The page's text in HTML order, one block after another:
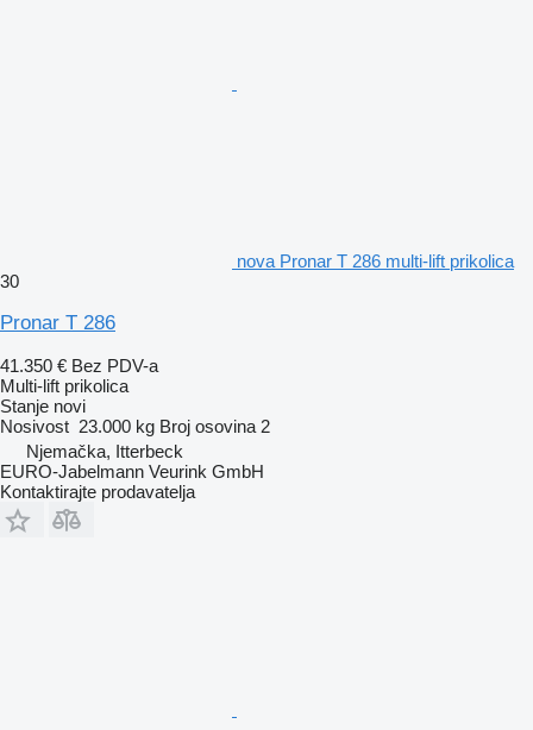
nova Pronar T 286 multi-lift prikolica
30
Pronar T 286
41.350 € Bez PDV-a
Multi-lift prikolica
Stanje novi
Nosivost 23.000 kg Broj osovina 2
Njemačka, Itterbeck
EURO-Jabelmann Veurink GmbH
Kontaktirajte prodavatelja